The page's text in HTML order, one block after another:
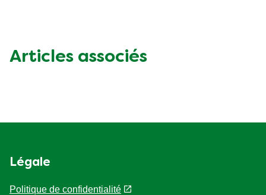
Articles associés
Légale
Politique de confidentialité